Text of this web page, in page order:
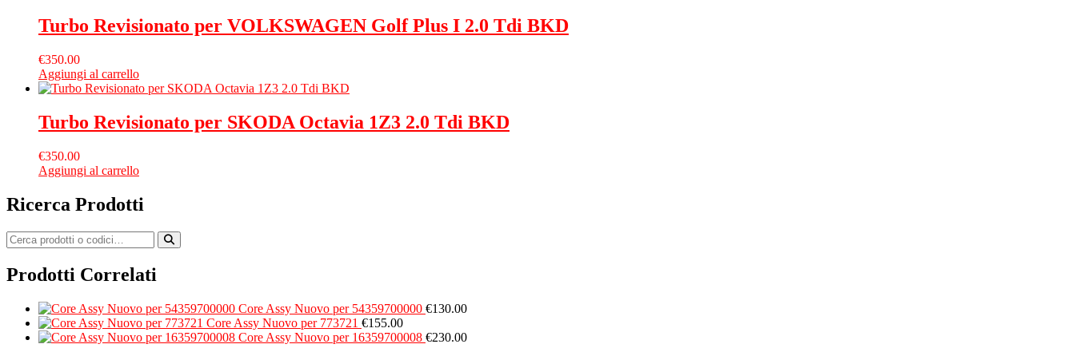
Turbo Revisionato per VOLKSWAGEN Golf Plus I 2.0 Tdi BKD
€350.00
Aggiungi al carrello
Turbo Revisionato per SKODA Octavia 1Z3 2.0 Tdi BKD
€350.00
Aggiungi al carrello
Ricerca Prodotti
Prodotti Correlati
Core Assy Nuovo per 54359700000 €130.00
Core Assy Nuovo per 773721 €155.00
Core Assy Nuovo per 16359700008 €230.00